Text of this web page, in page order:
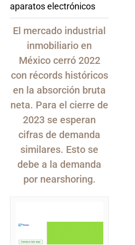
aparatos electrónicos
El mercado industrial
inmobiliario en
México cerró 2022
con récords históricos
en la absorción bruta
neta. Para el cierre de
2023 se esperan
cifras de demanda
similares. Esto se
debe a la demanda
por nearshoring.